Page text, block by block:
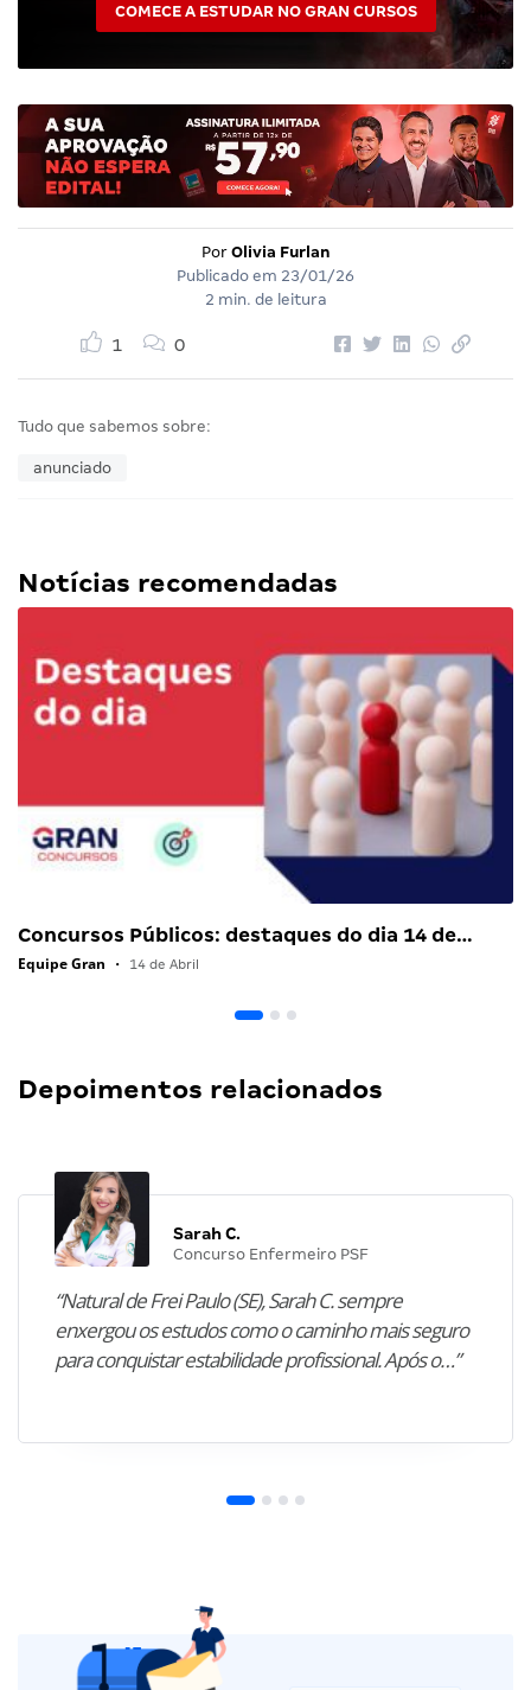
COMECE A ESTUDAR NO GRAN CURSOS
Por Olivia Furlan
Publicado em 23/01/26
2 min. de leitura
1 0
Tudo que sabemos sobre:
anunciado
Notícias recomendadas
Concursos Públicos: destaques do dia 14 de…
Equipe Gran • 14 de Abril
Depoimentos relacionados
Sarah C.
Concurso Enfermeiro PSF
“Natural de Frei Paulo (SE), Sarah C. sempre
enxergou os estudos como o caminho mais seguro
para conquistar estabilidade profissional. Após o…”